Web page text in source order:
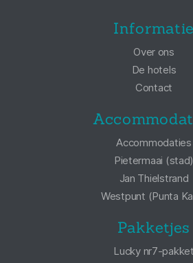
Informatie
Over ons
De hotels
Contact
Accommodaties
Pietermaai (stad)
Jan Thielstrand
Westpunt (Punta
Pakketjes
Lucky nr7-pakket